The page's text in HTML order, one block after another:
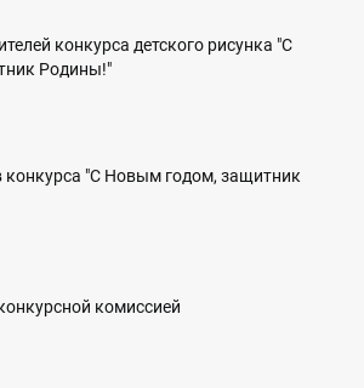
конкурса детского рисунка "С
Родины!"
конкурса "С Новым годом, защитник
комиссией